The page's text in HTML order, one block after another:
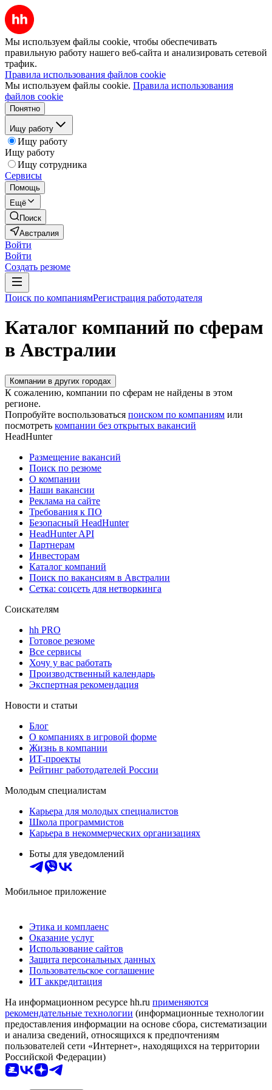
Мы используем файлы cookie, чтобы обеспечивать
правильную работу нашего веб-сайта и анализировать сетевой
трафик.
Правила использования файлов cookie
Мы используем файлы cookie. Правила использования
файлов cookie
Понятно
Ищу работу
Ищу работу
Ищу работу
Ищу сотрудника
Сервисы
Помощь
Ещё
Поиск
Австралия
Войти
Войти
Создать резюме
Поиск по компаниямРегистрация работодателя
Каталог компаний по сферам
в Австралии
Компании в других городах
К сожалению, компании по сферам не найдены в этом
регионе.
Попробуйте воспользоваться поиском по компаниям или
посмотреть компании без открытых вакансий
HeadHunter
Размещение вакансий
Поиск по резюме
О компании
Наши вакансии
Реклама на сайте
Требования к ПО
Безопасный HeadHunter
HeadHunter API
Партнерам
Инвесторам
Каталог компаний
Поиск по вакансиям в Австралии
Сетка: соцсеть для нетворкинга
Соискателям
hh PRO
Готовое резюме
Все сервисы
Хочу у вас работать
Производственный календарь
Экспертная рекомендация
Новости и статьи
Блог
О компаниях в игровой форме
Жизнь в компании
ИТ-проекты
Рейтинг работодателей России
Молодым специалистам
Карьера для молодых специалистов
Школа программистов
Карьера в некоммерческих организациях
Боты для уведомлений
Мобильное приложение
Этика и комплаенс
Оказание услуг
Использование сайтов
Защита персональных данных
Пользовательское соглашение
ИТ аккредитация
На информационном ресурсе hh.ru применяются
рекомендательные технологии (информационные технологии
предоставления информации на основе сбора, систематизации
и анализа сведений, относящихся к предпочтениям
пользователей сети «Интернет», находящихся на территории
Российской Федерации)